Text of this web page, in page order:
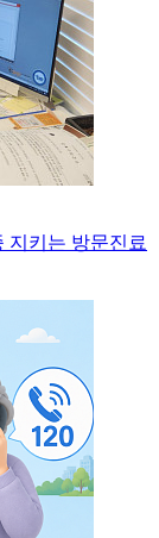
지키는 방문진료